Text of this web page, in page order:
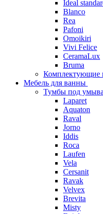
Ideal
Blanco
Rea
Pafoni
Omoikiri
Vivi Felice
CeramaLux
Bruma
Комплектующие
Мебель для ванны
Тумбы под
Laparet
Aquaton
Raval
Jorno
Iddis
Roca
Laufen
Vela
Cersanit
Ravak
Velvex
Brevita
Misty